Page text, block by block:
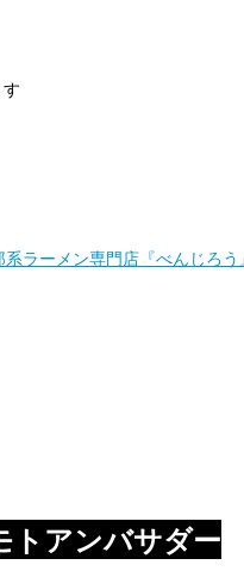
系ラーメン専門店『べんじろ
トアンバサダー